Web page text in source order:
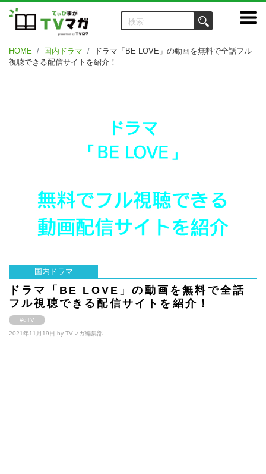
HOME 国内ドラマ
ドラマ「BE LOVE」の動画を無料で全話フル
視聴できる配信サイトを紹介！
国内ドラマ
ドラマ「BE LOVE」の動画を無料で全話
フル視聴できる配信サイトを紹介！
#dTV
2021年11月19日 by TVマガ編集部